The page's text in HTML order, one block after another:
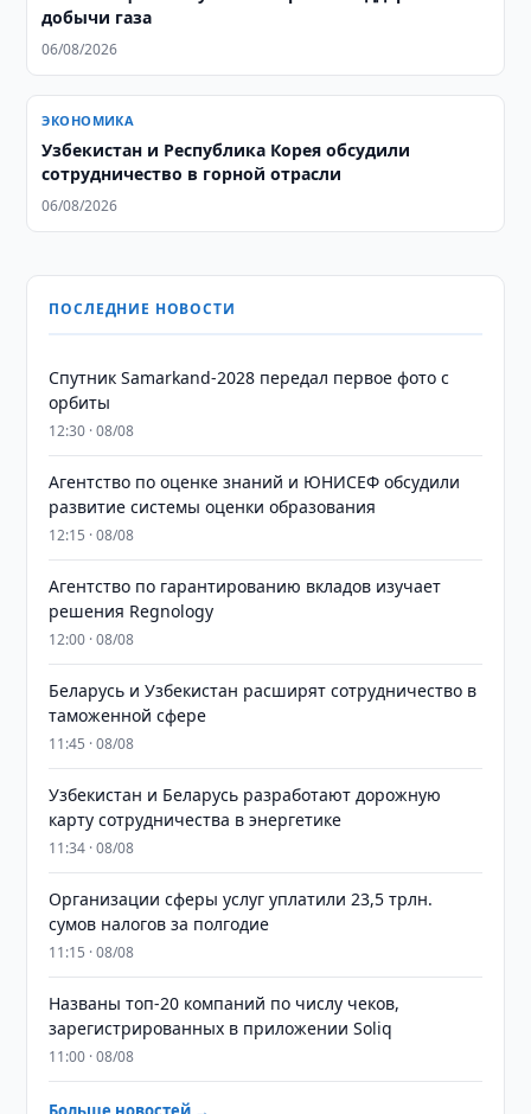
добычи газа
06/08/2026
ЭКОНОМИКА
Узбекистан и Республика Корея обсудили
сотрудничество в горной отрасли
06/08/2026
ПОСЛЕДНИЕ НОВОСТИ
Спутник Samarkand-2028 передал первое фото с
орбиты
12:30 · 08/08
Агентство по оценке знаний и ЮНИСЕФ обсудили
развитие системы оценки образования
12:15 · 08/08
Агентство по гарантированию вкладов изучает
решения Regnology
12:00 · 08/08
Беларусь и Узбекистан расширят сотрудничество в
таможенной сфере
11:45 · 08/08
Узбекистан и Беларусь разработают дорожную
карту сотрудничества в энергетике
11:34 · 08/08
Организации сферы услуг уплатили 23,5 трлн.
сумов налогов за полгодие
11:15 · 08/08
Названы топ-20 компаний по числу чеков,
зарегистрированных в приложении Soliq
11:00 · 08/08